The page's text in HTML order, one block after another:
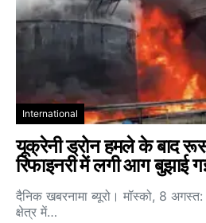
International
यूक्रेनी ड्रोन हमले के बाद
रिफाइनरी में लगी आग बुझाई
दैनिक खबरनामा ब्यूरो। मॉस्को, 8
क्षेत्र में…